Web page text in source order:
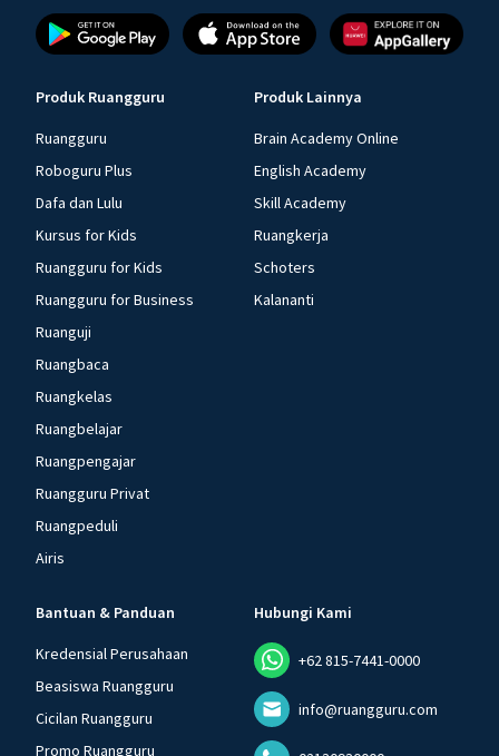
Produk Ruangguru
Ruangguru
Roboguru Plus
Dafa dan Lulu
Kursus for Kids
Ruangguru for Kids
Ruangguru for Business
Ruanguji
Ruangbaca
Ruangkelas
Ruangbelajar
Ruangpengajar
Ruangguru Privat
Ruangpeduli
Airis
Produk Lainnya
Brain Academy Online
English Academy
Skill Academy
Ruangkerja
Schoters
Kalananti
Bantuan & Panduan
Kredensial Perusahaan
Beasiswa Ruangguru
Cicilan Ruangguru
Promo Ruangguru
Hubungi Kami
+62 815-7441-0000
info@ruangguru.com